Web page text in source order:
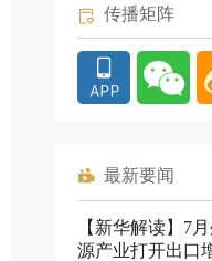
传播矩阵
最新要闻
【新华解读】7
源产业打开出口